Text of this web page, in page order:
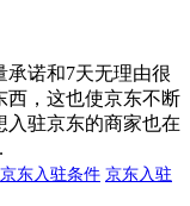
诺和7天无理由很
西，这也使京东不断
入驻京东的商家也在
京东入驻条件 京东入驻